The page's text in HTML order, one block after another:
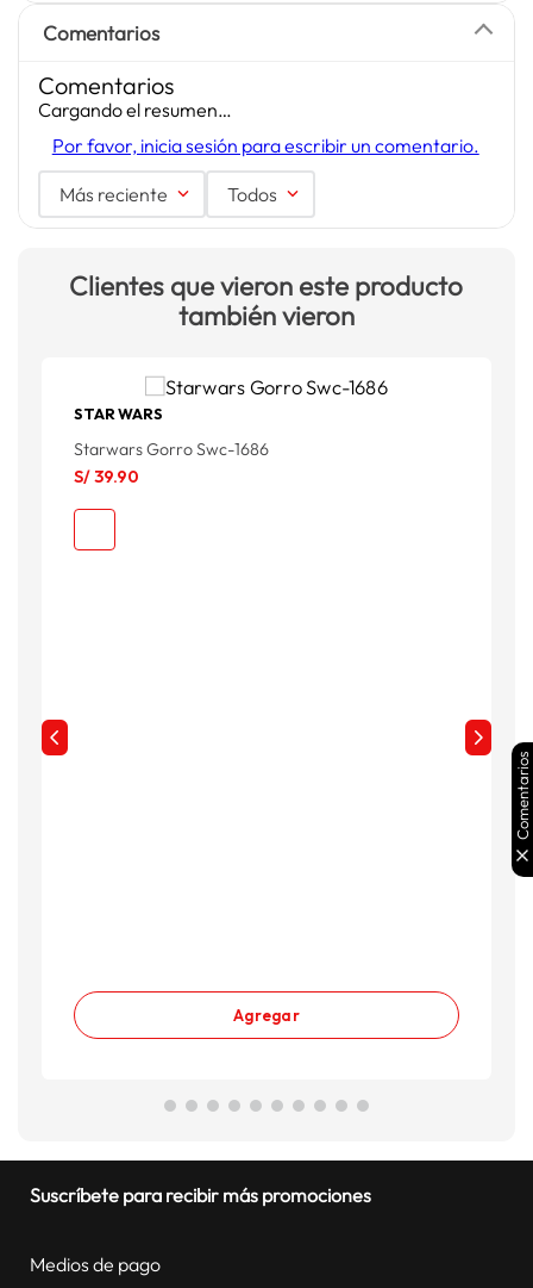
Comentarios
Comentarios
Cargando el resumen…
Por favor, inicia sesión para escribir un comentario.
Más reciente Todos
Clientes que vieron este producto
también vieron
STAR WARS
Starwars Gorro Swc-1686
S/39.90
Agregar
Suscríbete para recibir más promociones
Medios de pago
Comentarios